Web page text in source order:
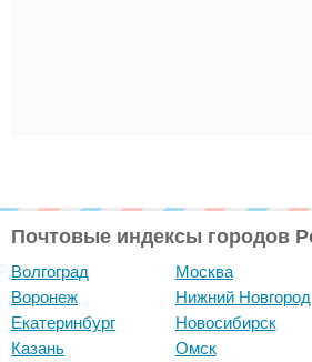
Почтовые индексы городов
Волгоград
Воронеж
Екатеринбург
Казань
Москва
Нижний Новгород
Новосибирск
Омск